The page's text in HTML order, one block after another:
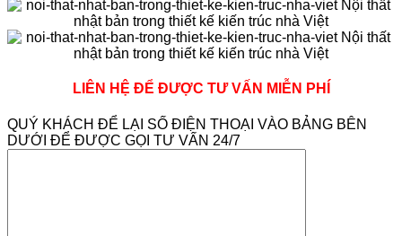
LIÊN HỆ ĐỂ ĐƯỢC TƯ VẤN MIỄN PHÍ
QUÝ KHÁCH ĐỂ LẠI SỐ ĐIỆN THOẠI VÀO BẢNG BÊN
DƯỚI ĐỂ ĐƯỢC GỌI TƯ VẤN 24/7